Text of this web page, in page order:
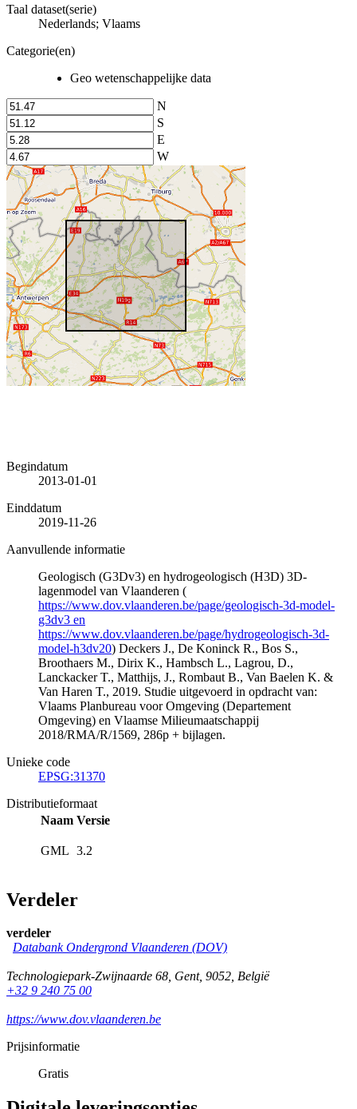
Taal dataset(serie)
Nederlands; Vlaams
Categorie(en)
Geo wetenschappelijke data
N
S
E
W
Begindatum
2013-01-01
Einddatum
2019-11-26
Aanvullende informatie
Geologisch (G3Dv3) en hydrogeologisch (H3D) 3D-
lagenmodel van Vlaanderen (
https://www.dov.vlaanderen.be/page/geologisch-3d-model-
g3dv3 en
https://www.dov.vlaanderen.be/page/hydrogeologisch-3d-
model-h3dv20) Deckers J., De Koninck R., Bos S.,
Broothaers M., Dirix K., Hambsch L., Lagrou, D.,
Lanckacker T., Matthijs, J., Rombaut B., Van Baelen K. &
Van Haren T., 2019. Studie uitgevoerd in opdracht van:
Vlaams Planbureau voor Omgeving (Departement
Omgeving) en Vlaamse Milieumaatschappij
2018/RMA/R/1569, 286p + bijlagen.
Unieke code
EPSG:31370
Distributieformaat
Naam Versie
GML 3.2
Verdeler
verdeler
Databank Ondergrond Vlaanderen (DOV)
Technologiepark-Zwijnaarde 68, Gent, 9052, België
+32 9 240 75 00
https://www.dov.vlaanderen.be
Prijsinformatie
Gratis